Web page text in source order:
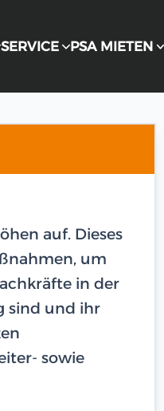
SERVICE PSA MIETEN
auf. Dieses
um
in der
sind und ihr
sowie